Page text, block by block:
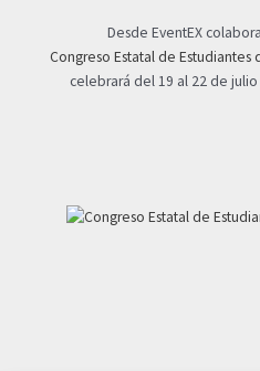
Desde EventEX
Congreso Estatal de Estudiantes
celebrará del 19 al 22 de